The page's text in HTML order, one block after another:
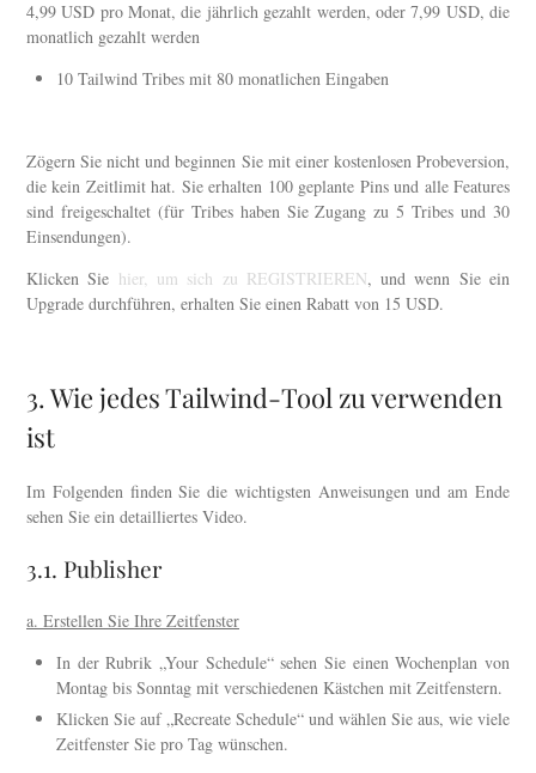
4,99 USD pro Monat, die jährlich gezahlt werden, oder 7,99 USD, die
monatlich gezahlt werden
10 Tailwind Tribes mit 80 monatlichen Eingaben
Zögern Sie nicht und beginnen Sie mit einer kostenlosen Probeversion,
die kein Zeitlimit hat. Sie erhalten 100 geplante Pins und alle Features
sind freigeschaltet (für Tribes haben Sie Zugang zu 5 Tribes und 30
Einsendungen).
Klicken Sie hier, um sich zu REGISTRIEREN, und wenn Sie ein
Upgrade durchführen, erhalten Sie einen Rabatt von 15 USD.
3. Wie jedes Tailwind-Tool zu verwenden
ist
Im Folgenden finden Sie die wichtigsten Anweisungen und am Ende
sehen Sie ein detailliertes Video.
3.1. Publisher
a. Erstellen Sie Ihre Zeitfenster
In der Rubrik „Your Schedule“ sehen Sie einen Wochenplan von
Montag bis Sonntag mit verschiedenen Kästchen mit Zeitfenstern.
Klicken Sie auf „Recreate Schedule“ und wählen Sie aus, wie viele
Zeitfenster Sie pro Tag wünschen.